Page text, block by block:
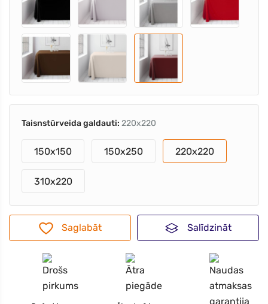
Taisnstūrveida galdauti: 220x220
150x150 150x250 220x220
310x220
Saglabāt Salīdzināt